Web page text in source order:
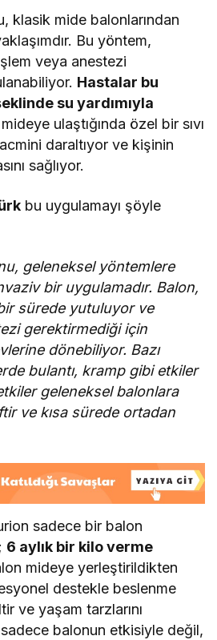
klasik mide balonlarından
Bu yöntem,
veya anestezi
Hastalar bu
su yardımıyla
ulaştığında özel bir sıvı
daraltıyor ve kişinin
sağlıyor.
bu uygulamayı şöyle
geleneksel yöntemlere
bir uygulamadır. Balon,
sürede yutuluyor ve
gerektirmediği için
dönebiliyor. Bazı
bulantı, kramp gibi etkiler
geleneksel balonlara
ve kısa sürede ortadan
sadece bir balon
6 aylık bir kilo verme
mideye yerleştirildikten
destekle beslenme
ve yaşam tarzlarını
balonun etkisiyle değil,